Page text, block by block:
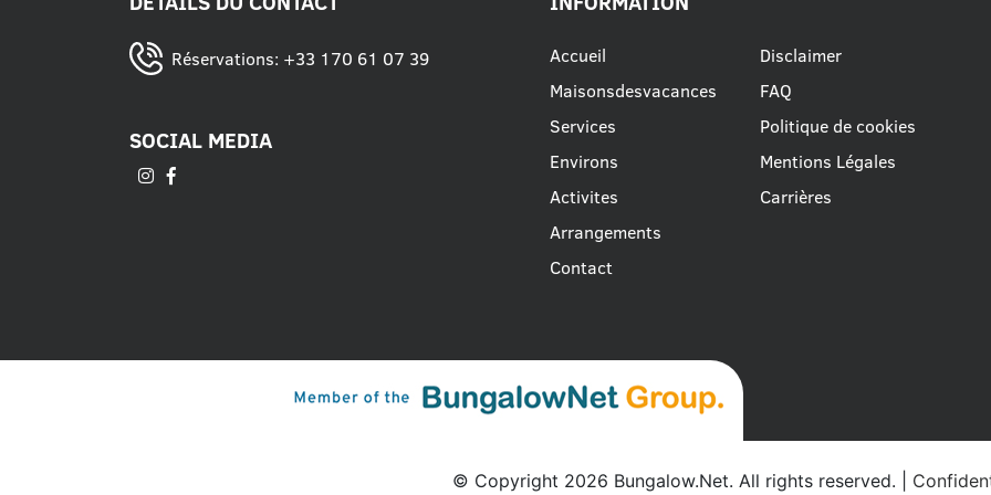
Réservations: +33 170 61 07 39
SOCIAL MEDIA
Accueil
Maisonsdesvacances
Services
Environs
Activites
Arrangements
Contact
Disclaimer
FAQ
Politique de cookies
Mentions Légales
Carrières
© Copyright 2026 Bungalow.Net. All rights reserved. |